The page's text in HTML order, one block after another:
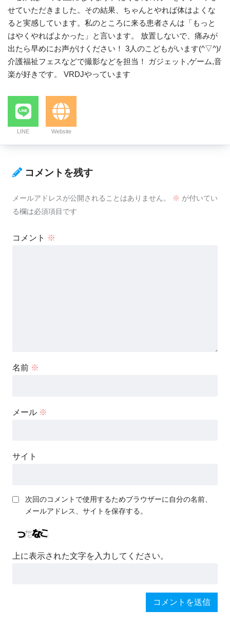
せていただきました。その結果、ちゃんとやれば体はよくな
ると実感しています。私のところに来る患者さんは「もっと
はやくやればよかった」と言います。 放置しないで、痛みが
出たら早めにお声がけください！ 3人のこどもがいます(^▽^)/
介護福祉フェスなどで撮影などを担当！ ガジェット,ゲーム,音
楽が好きです。 VRDJやっています
LINE Website
コメントを残す
メールアドレスが公開されることはありません。 ※ が付いてい
る欄は必須項目です
コメント ※
名前 ※
メール ※
サイト
次回のコメントで使用するためブラウザーに自分の名前、
メールアドレス、サイトを保存する。
上に表示された文字を入力してください。